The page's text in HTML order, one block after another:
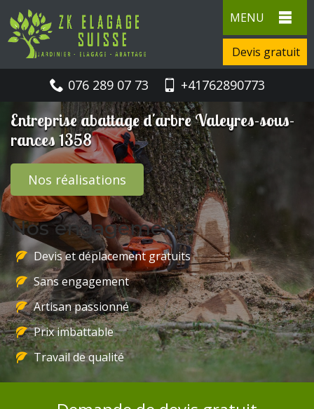
MENU
Devis gratuit
076 289 07 73 +41762890773
Entreprise abattage d'arbre Valeyres-sous-
rances 1358
Nos réalisations
Nos engagements
Devis et déplacement gratuits
Sans engagement
Artisan passionné
Prix imbattable
Travail de qualité